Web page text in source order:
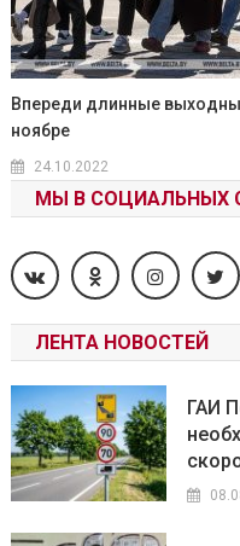
Впереди длинные
ноябре
24.10.2022
МЫ В СОЦИАЛЬНЫХ
ЛЕНТА НОВОСТЕЙ
ГАИ